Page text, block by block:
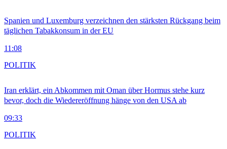
Spanien und Luxemburg verzeichnen den stärksten Rückgang beim
täglichen Tabakkonsum in der EU
11:08
Iran erklärt, ein Abkommen mit Oman über Hormus stehe kurz
bevor, doch die Wiedereröffnung hänge von den USA ab
09:33
POLITIK
POLITIK